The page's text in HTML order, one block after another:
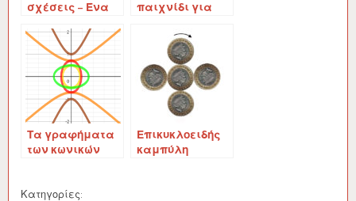
σχέσεις – Ένα
λόγου εμβαδών
κύκλων
παιχνίδι για
ως κωνική τομή
Τα γραφήματα
των κωνικών
Επικυκλοειδής
καμπύλη
Κατηγορίες: